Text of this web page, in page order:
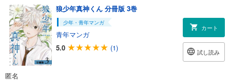
狼少年真神くん 分冊版 3巻
少年・青年マンガ
青年マンガ
5.0
(1)
カート
試し読み
匿名